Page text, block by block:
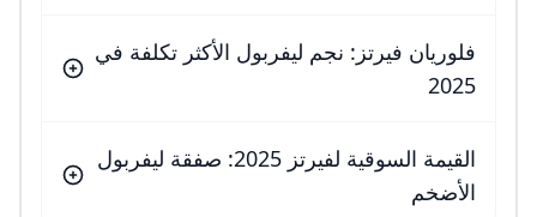
فلوريان فيرتز: نجم ليفربول الأكثر تكلفة في
2025
القيمة السوقية لفيرتز 2025: صفقة ليفربول
الأضخم